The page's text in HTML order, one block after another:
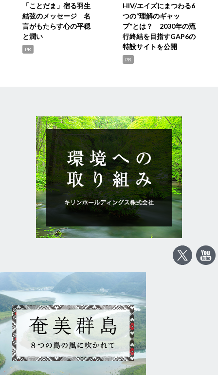
「ことだま」宿る羽生
結弦のメッセージ 名
言がもたらす心の平穏
と潤い
PR
HIV/エイズにまつわる6
つの“理解のギャッ
プ”とは？ 2030年の流
行終結を目指すGAP6の
特設サイトを公開
PR